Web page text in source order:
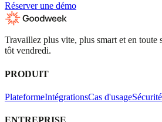
Réserver une démo
Travaillez plus vite, plus smart et en toute
tôt vendredi.
PRODUIT
PlateformeIntégrationsCas d'usageSécurité
ENTREPRISE